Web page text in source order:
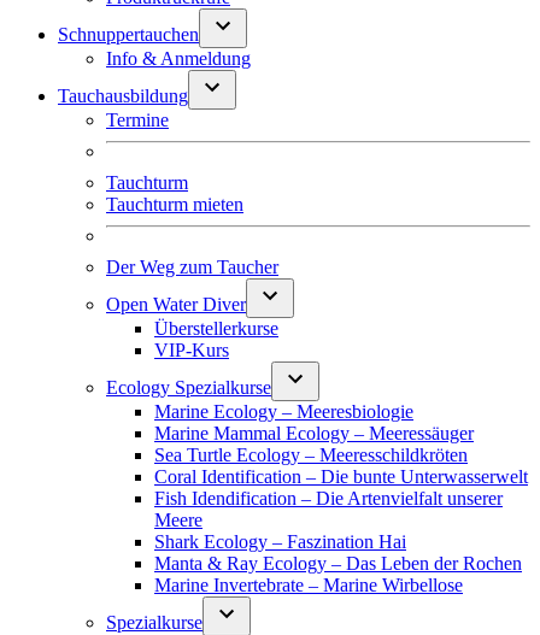
Schnuppertauchen
Info & Anmeldung
Tauchausbildung
Termine
Tauchturm
Tauchturm mieten
Der Weg zum Taucher
Open Water Diver
Überstellerkurse
VIP-Kurs
Ecology Spezialkurse
Marine Ecology – Meeresbiologie
Marine Mammal Ecology – Meeressäuger
Sea Turtle Ecology – Meeresschildkröten
Coral Identification – Die bunte Unterwasserwelt
Fish Idendification – Die Artenvielfalt unserer
Meere
Shark Ecology – Faszination Hai
Manta & Ray Ecology – Das Leben der Rochen
Marine Invertebrate – Marine Wirbellose
Spezialkurse